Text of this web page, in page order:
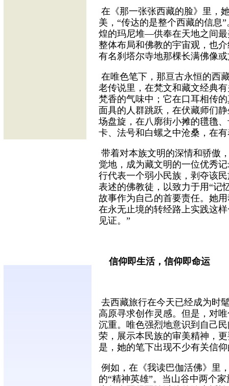
在《那一张张西藏的脸》里，
美，“传达的是整个西藏的信息
煌的玛尼堆—供奉在天地之间
整体布局和佛教的宇宙观，也
有名刹塔尔寺地那棵长满佛像
在唯色笔下，那亘古永恒的西
老传说里，在梵文和藏文经典
梵香的气味中；它在口耳相传
面具的人群跳跃，在伏藏师们
场盘旋，在八廓街小摊的氆氇
卡、法号和白螺之中沧桑，在
带着对本族文明的深情和骄傲
觉地，成为藏文明的一位优秀
行代表一个弱小民族，剥夺该
表述的佛教徒，以致力于用“记
故事作为自己的首要责任。她
在永无止境的转经路上实践这
见证。”
信仰即生活，信仰即命运
去西藏旅行在今天已经成为时
高原寻求创作灵感。但是，对
沉重。唯色强烈地意识到自己
荣，展示本民族的审美精神，
是，她的笔下出现不少有关信
例如，在《我读巴伽活佛》里
的“精神英雄”。当山谷中两个